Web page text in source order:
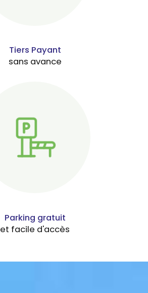
Tiers Payant
sans avance
Parking gratuit
et facile d'accès